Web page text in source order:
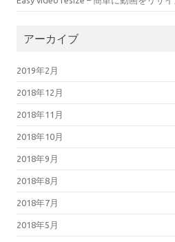
アーカイブ
2019年2月
2018年12月
2018年11月
2018年10月
2018年9月
2018年8月
2018年7月
2018年5月